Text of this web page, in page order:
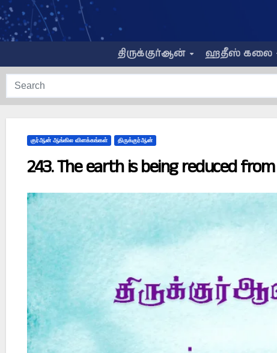
Skip
to
content
திருக்குர்ஆன் ஹதீஸ் கலை
குர்ஆன் ஆங்கில விளக்கங்கள் திருக்குர்ஆன்
243. The earth is being reduced
Did Jesus Resurrect on Sunday or Monday?